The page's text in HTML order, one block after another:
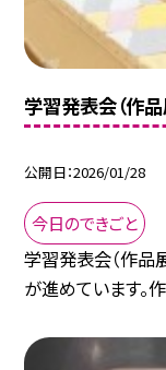
学習発表会（作
公開日 2026/01/28
今日のできごと
学習発表会（作品
が進めています。